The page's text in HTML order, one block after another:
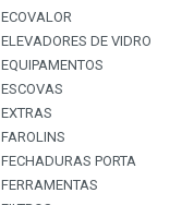
ECOVALOR LUBRIFICANTES
ECOVALOR
ECOVALOR
ELEVADORES DE VIDRO
EQUIPAMENTOS
CARREGADORES E
TESTADORES
MANOMETROS
ESCOVAS
ESCOVAS CARVÃO ALTER E
M/A
ESCOVAS LIMPA VIDROS
EXTRAS
ALARMES & SEGURANÇA
ANTENAS
EXTRAS
FAROLINS
FECHADURAS PORTA
FERRAMENTAS